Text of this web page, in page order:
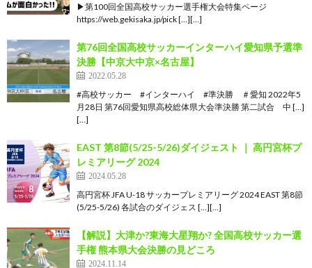
▶第100回全国高校サッカー選手権大会特集ページ
https://web.gekisaka.jp/pick […][…]
第76回全国高校サッカーインターハイ愛知県予選準
決勝【中京大中京×名古屋】
2022.05.28
#高校サッカー #インターハイ #準決勝 ＃愛知 2022年5
月28日 第76回愛知県高校総体県大会準決勝 第二試合 中 […]
[…]
EAST 第8節(5/25-5/26)ダイジェスト ｜ 高円宮杯プ
レミアリーグ 2024
2024.05.28
高円宮杯 JFA U-18 サッカープレミアリーグ 2024 EAST 第8節
(5/25-5/26) 各試合のダイジェス […][…]
【解説】大津か?東海大星翔か? 全国高校サッカー選
手権 熊本県大会決勝の見どころ
2024.11.14